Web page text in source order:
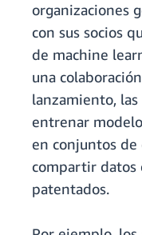
organizaciones
con sus socios
de machine
una
lanzamiento, las
entrenar
en conjuntos de
compartir datos
patentados.